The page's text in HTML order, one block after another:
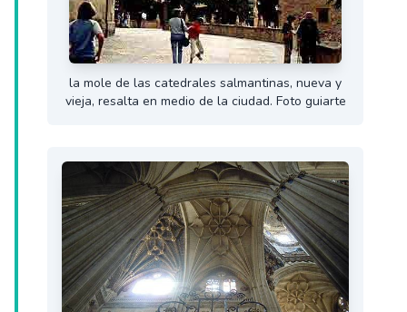
la mole de las catedrales salmantinas, nueva y
vieja, resalta en medio de la ciudad. Foto guiarte